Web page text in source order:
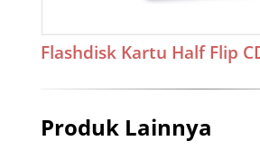
Flashdisk Kartu Half Flip
Produk Lainnya